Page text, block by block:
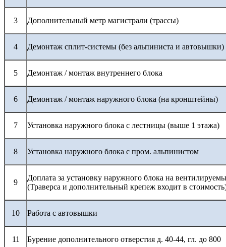
3 Дополнительный метр магистрали (трассы)
4 Демонтаж сплит-системы (без альпиниста и автовышки)
5 Демонтаж / монтаж внутреннего блока
6 Демонтаж / монтаж наружного блока (на кронштейны)
7 Установка наружного блока с лестницы (выше 1 этажа)
8 Установка наружного блока с пром. альпинистом
9
Доплата за установку наружного блока на
(Траверса и дополнительный крепеж входит в
10 Работа с автовышки
11 Бурение дополнительного отверстия д. 40-44, гл. до 800